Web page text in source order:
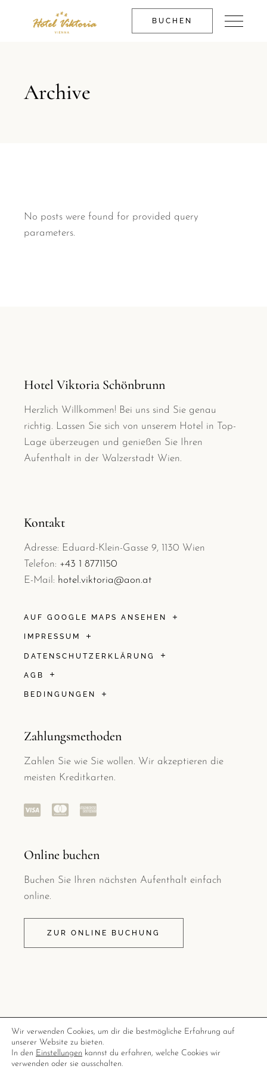
BUCHEN
Archive
No posts were found for provided query
parameters.
Hotel Viktoria Schönbrunn
Herzlich Willkommen! Bei uns sind Sie genau
richtig. Lassen Sie sich von unserem Hotel in Top-
Lage überzeugen und genießen Sie Ihren
Aufenthalt in der Walzerstadt Wien.
Kontakt
Adresse: Eduard-Klein-Gasse 9, 1130 Wien
Telefon: +43 1 8771150
E-Mail: hotel.viktoria@aon.at
AUF GOOGLE MAPS ANSEHEN
IMPRESSUM
DATENSCHUTZERKLÄRUNG
AGB
BEDINGUNGEN
Zahlungsmethoden
Zahlen Sie wie Sie wollen. Wir akzeptieren die
meisten Kreditkarten.
Online buchen
Buchen Sie Ihren nächsten Aufenthalt einfach
online.
ZUR ONLINE BUCHUNG
© Copyright 2022 | Diese Webseite wurde von der Full
Wir verwenden Cookies, um dir die bestmögliche Erfahrung auf
unserer Website zu bieten.
In den Einstellungen kannst du erfahren, welche Cookies wir
verwenden oder sie ausschalten.